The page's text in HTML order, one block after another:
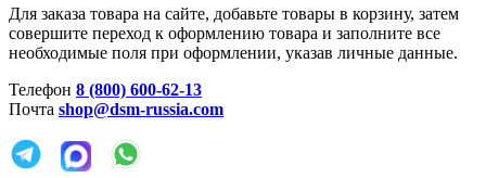
Для заказа товара на сайте, добавьте товары в корзину, затем
совершите переход к оформлению товара и заполните все
необходимые поля при оформлении, указав личные данные.
Телефон 8 (800) 600-62-13
Почта shop@dsm-russia.com